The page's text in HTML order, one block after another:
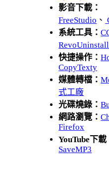
影音下載：
FreeStudio 、
系統工具：
快捷操作：
CopyTexty
媒體轉檔：
式工廠
光碟燒錄：
網路瀏覽：
Firefox
YouTube下
SaveMP3